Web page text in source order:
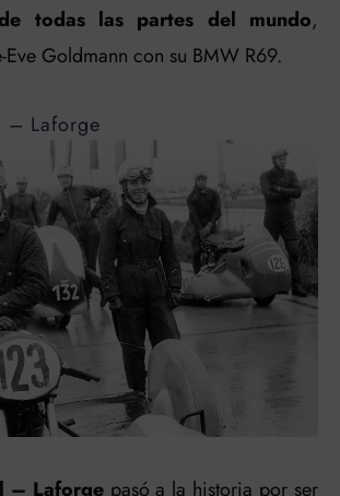
todas las partes del mundo,
Goldmann con su BMW R69.
– Laforge
– Laforge pasó a la historia por ser